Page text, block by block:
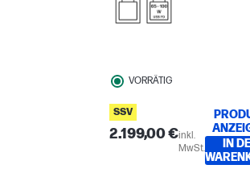
VORRÄTIG
SSV
2.199,00 €inkl.
MwSt.
IN